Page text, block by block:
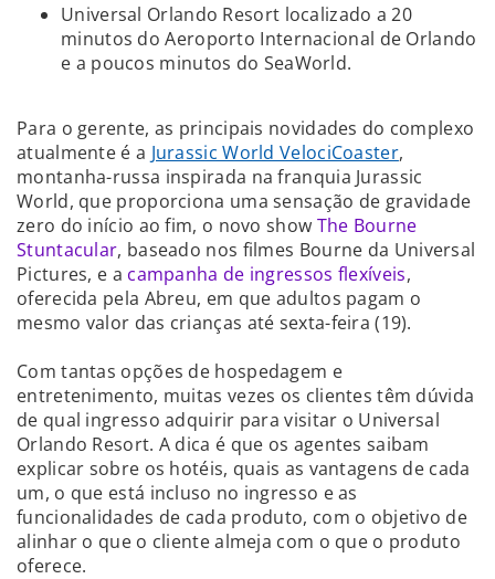
Universal Orlando Resort localizado a 20
minutos do Aeroporto Internacional de Orlando
e a poucos minutos do SeaWorld.
Para o gerente, as principais novidades do complexo
atualmente é a Jurassic World VelociCoaster,
montanha-russa inspirada na franquia Jurassic
World, que proporciona uma sensação de gravidade
zero do início ao fim, o novo show The Bourne
Stuntacular, baseado nos filmes Bourne da Universal
Pictures, e a campanha de ingressos flexíveis,
oferecida pela Abreu, em que adultos pagam o
mesmo valor das crianças até sexta-feira (19).
Com tantas opções de hospedagem e
entretenimento, muitas vezes os clientes têm dúvida
de qual ingresso adquirir para visitar o Universal
Orlando Resort. A dica é que os agentes saibam
explicar sobre os hotéis, quais as vantagens de cada
um, o que está incluso no ingresso e as
funcionalidades de cada produto, com o objetivo de
alinhar o que o cliente almeja com o que o produto
oferece.